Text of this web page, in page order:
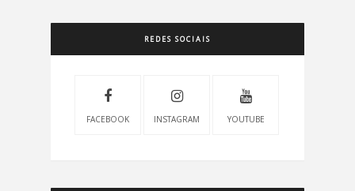
REDES SOCIAIS
FACEBOOK INSTAGRAM YOUTUBE